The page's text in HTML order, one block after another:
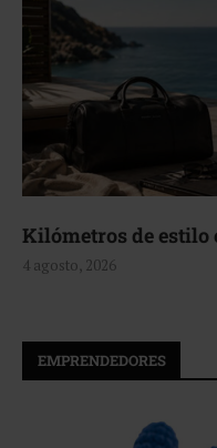
Aerie, texturas que
4 agosto, 2026
EMPRENDEDORES